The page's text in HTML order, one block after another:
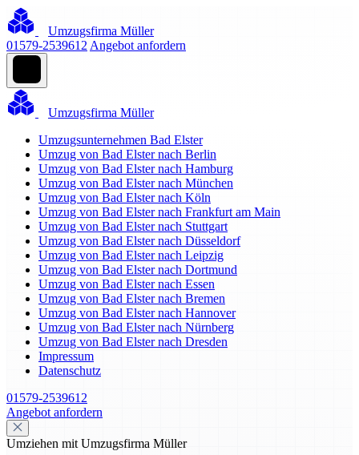
Umzugsfirma Müller
01579-2539612 Angebot anfordern
Umzugsfirma Müller
Umzugsunternehmen Bad Elster
Umzug von Bad Elster nach Berlin
Umzug von Bad Elster nach Hamburg
Umzug von Bad Elster nach München
Umzug von Bad Elster nach Köln
Umzug von Bad Elster nach Frankfurt am Main
Umzug von Bad Elster nach Stuttgart
Umzug von Bad Elster nach Düsseldorf
Umzug von Bad Elster nach Leipzig
Umzug von Bad Elster nach Dortmund
Umzug von Bad Elster nach Essen
Umzug von Bad Elster nach Bremen
Umzug von Bad Elster nach Hannover
Umzug von Bad Elster nach Nürnberg
Umzug von Bad Elster nach Dresden
Impressum
Datenschutz
01579-2539612
Angebot anfordern
Umziehen mit Umzugsfirma Müller